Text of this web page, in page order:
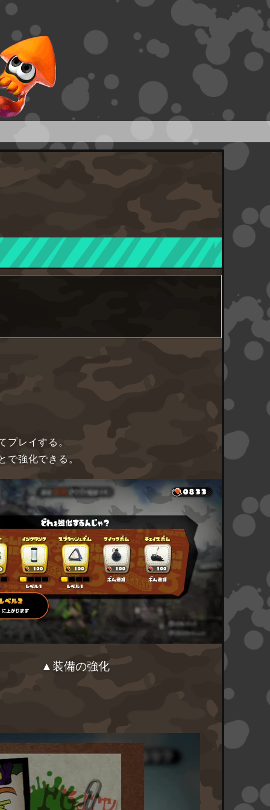
プレイする。
で強化できる。
▲装備の強化